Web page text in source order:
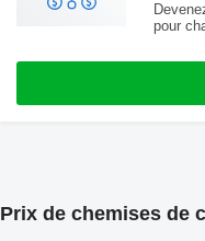
pour
Prix de chemises de